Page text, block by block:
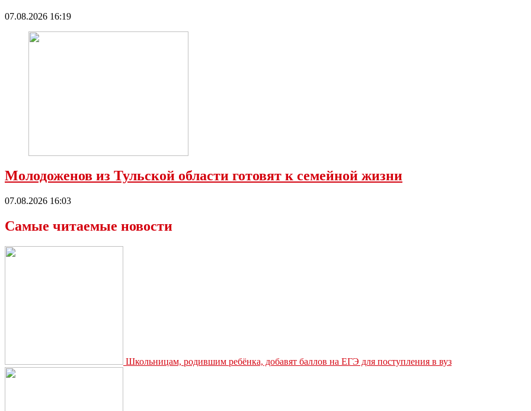
07.08.2026 16:19
Молодоженов из Тульской области готовят к семейной жизни
07.08.2026 16:03
Самые читаемые новости
Школьницам, родившим ребёнка, добавят баллов на ЕГЭ для поступления в вуз